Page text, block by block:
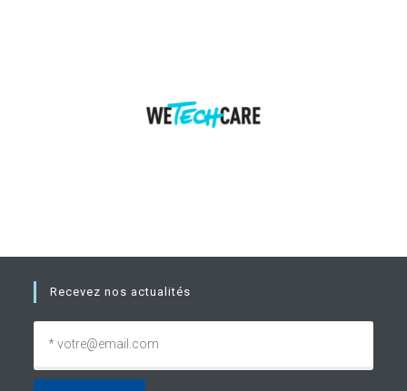
Recevez nos actualités